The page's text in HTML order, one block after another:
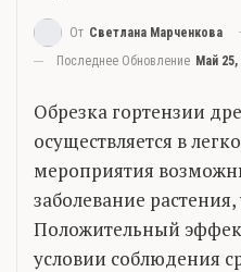
От Светлана Марченкова
Последнее Обновление Май 25,
Обрезка гортензии
осуществляется в
мероприятия
заболевание
Положительный
условии соблюдения